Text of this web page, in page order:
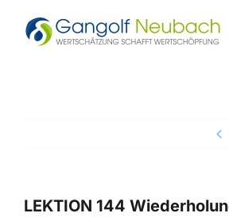
Inhalt
LEKTION 144